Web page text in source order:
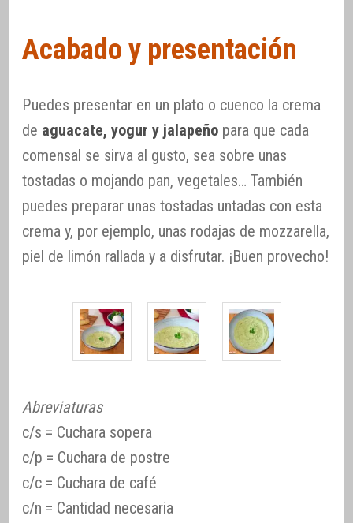
Acabado y presentación
Puedes presentar en un plato o cuenco la crema
de aguacate, yogur y jalapeño para que cada
comensal se sirva al gusto, sea sobre unas
tostadas o mojando pan, vegetales… También
puedes preparar unas tostadas untadas con esta
crema y, por ejemplo, unas rodajas de mozzarella,
piel de limón rallada y a disfrutar. ¡Buen provecho!
Abreviaturas
c/s = Cuchara sopera
c/p = Cuchara de postre
c/c = Cuchara de café
c/n = Cantidad necesaria